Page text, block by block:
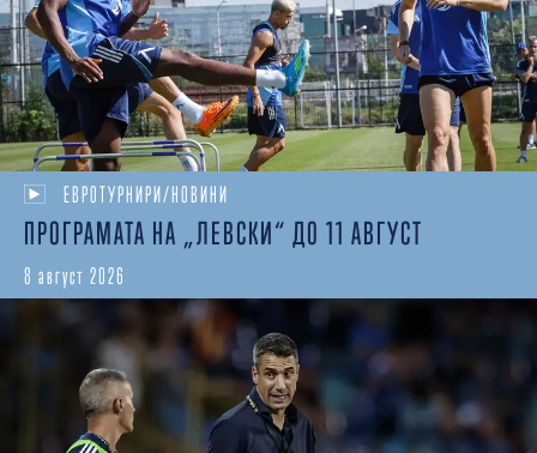
ЕВРОТУРНИРИ/НОВИНИ
ПРОГРАМАТА НА „ЛЕВСКИ“ ДО 11 АВГУСТ
8 август 2026